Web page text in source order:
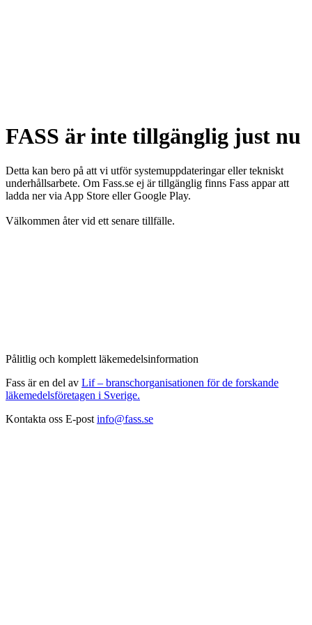
FASS är inte tillgänglig just nu
Detta kan bero på att vi utför systemuppdateringar eller tekniskt
underhållsarbete. Om Fass.se ej är tillgänglig finns Fass appar att
ladda ner via App Store eller Google Play.
Välkommen åter vid ett senare tillfälle.
Pålitlig och komplett läkemedelsinformation
Fass är en del av Lif – branschorganisationen för de forskande
läkemedelsföretagen i Sverige.
Kontakta oss E-post info@fass.se